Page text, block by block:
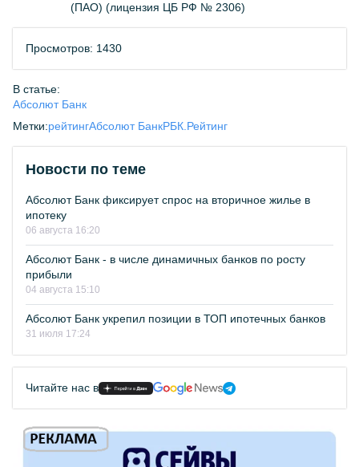
(ПАО) (лицензия ЦБ РФ № 2306)
Просмотров: 1430
В статье:
Абсолют Банк
Метки:рейтингАбсолют БанкРБК.Рейтинг
Новости по теме
Абсолют Банк фиксирует спрос на вторичное жилье в
ипотеку
06 августа 16:20
Абсолют Банк - в числе динамичных банков по росту
прибыли
04 августа 15:10
Абсолют Банк укрепил позиции в ТОП ипотечных банков
31 июля 17:24
Читайте нас в